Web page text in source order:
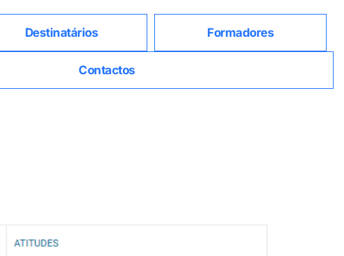
Destinatários Formadores
Contactos